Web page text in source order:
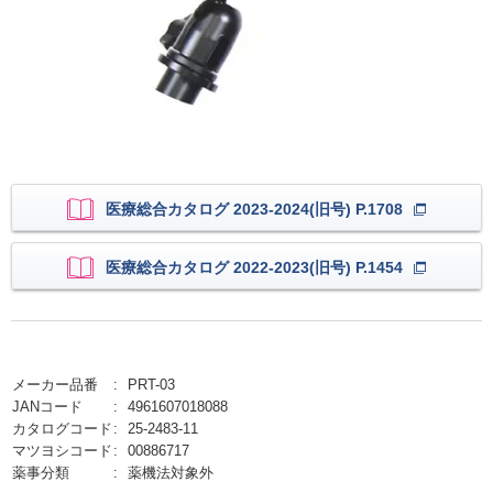
医療総合カタログ 2023-2024(旧号) P.1708
医療総合カタログ 2022-2023(旧号) P.1454
メーカー品番
PRT-03
JANコード
4961607018088
カタログコード
25-2483-11
マツヨシコード
00886717
薬事分類
薬機法対象外